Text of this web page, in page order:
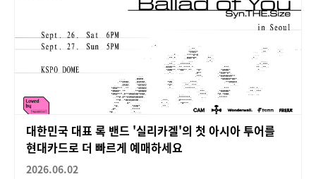
대한민국 대표 록 밴드 '실리카겔'의 첫 아시아 투어를
현대카드로 더 빠르게 예매하세요
2026.06.02